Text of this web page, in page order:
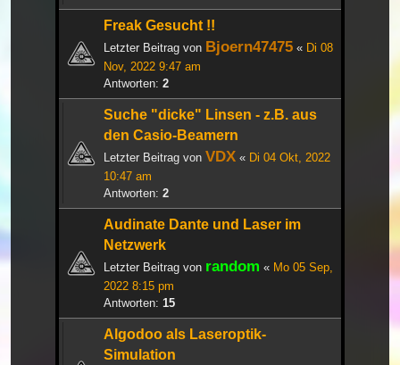
Freak Gesucht !!
Letzter Beitrag von Bjoern47475 « Di 08
Nov, 2022 9:47 am
Antworten: 2
Suche "dicke" Linsen - z.B. aus
den Casio-Beamern
Letzter Beitrag von VDX « Di 04 Okt, 2022
10:47 am
Antworten: 2
Audinate Dante und Laser im
Netzwerk
Letzter Beitrag von random « Mo 05 Sep,
2022 8:15 pm
Antworten: 15
Algodoo als Laseroptik-
Simulation